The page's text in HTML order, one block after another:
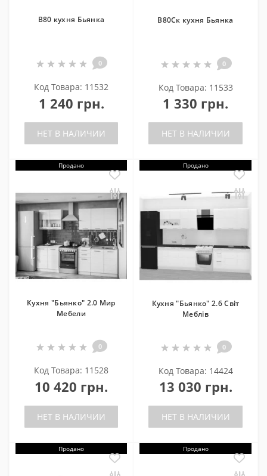
В80 кухня Бьянка
0
Код Товара: 11532
1 240 грн.
НЕТ В НАЛИЧИИ
В80Ск кухня Бьянка
0
Код Товара: 11533
1 330 грн.
НЕТ В НАЛИЧИИ
Продано
Кухня "Бьянко" 2.0 Мир
Мебели
0
Код Товара: 11528
10 420 грн.
НЕТ В НАЛИЧИИ
Продано
Кухня "Бьянко" 2.6 Світ
Меблів
0
Код Товара: 14424
13 030 грн.
НЕТ В НАЛИЧИИ
Продано Продано